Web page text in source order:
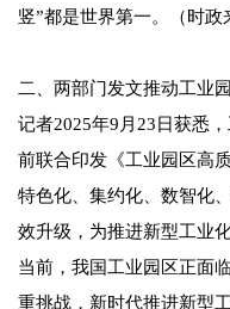
竖”都是世界第一。（时政
二、两部门发文推动工业
记者2025年9月23日获悉
前联合印发《工业园区高
特色化、集约化、数智化
效升级，为推进新型工业
当前，我国工业园区正面
重挑战，新时代推进新型